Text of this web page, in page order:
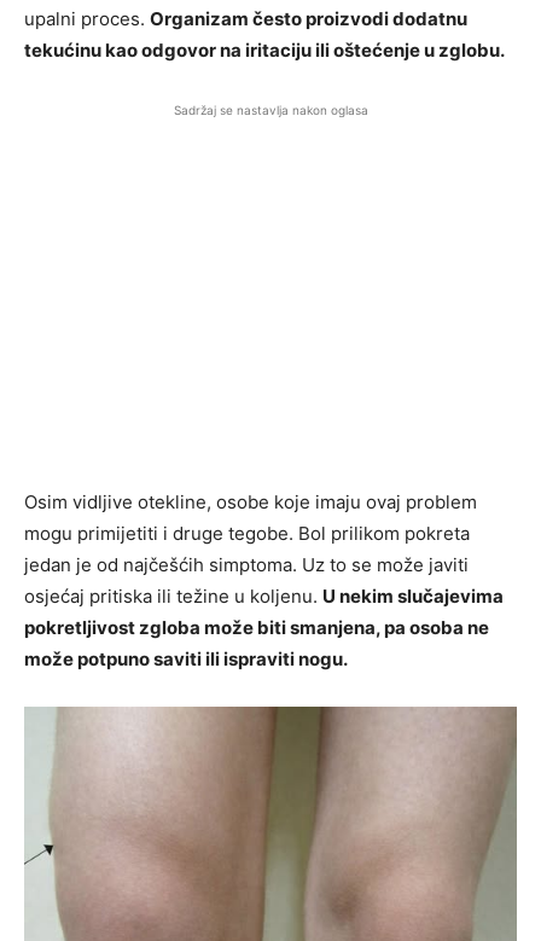
upalni proces. Organizam često proizvodi dodatnu
tekućinu kao odgovor na iritaciju ili oštećenje u zglobu.
Sadržaj se nastavlja nakon oglasa
Osim vidljive otekline, osobe koje imaju ovaj problem
mogu primijetiti i druge tegobe. Bol prilikom pokreta
jedan je od najčešćih simptoma. Uz to se može javiti
osjećaj pritiska ili težine u koljenu. U nekim slučajevima
pokretljivost zgloba može biti smanjena, pa osoba ne
može potpuno saviti ili ispraviti nogu.